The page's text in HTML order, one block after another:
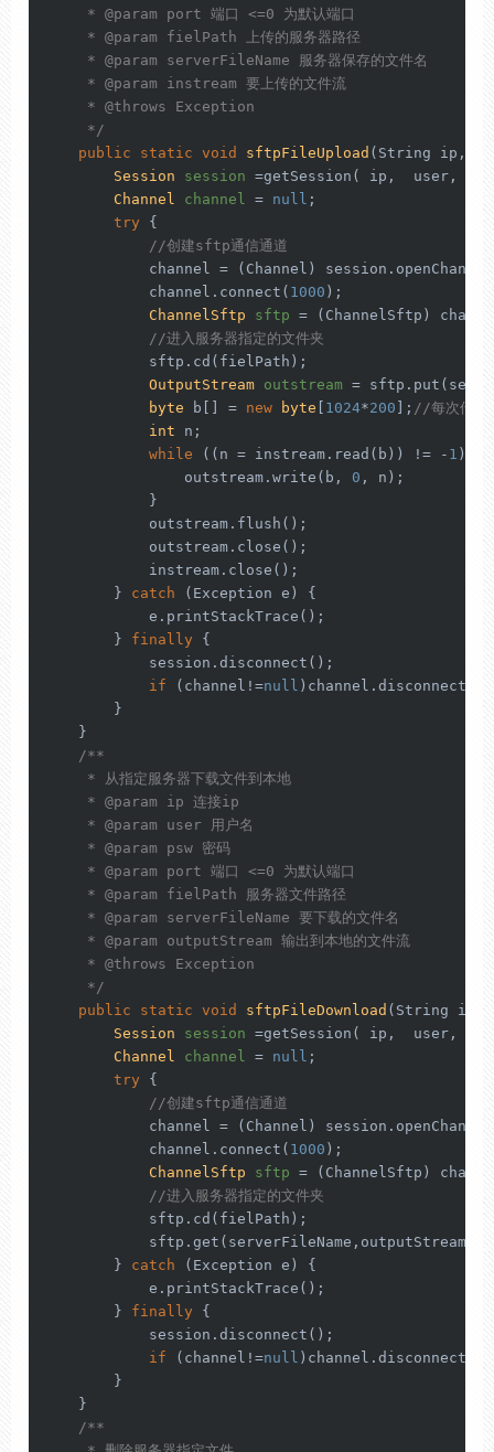
     *
@param port 端口 <=0 为默认端口
     *
@param fielPath 上传的服务器路径
     *
@param serverFileName 服务器保存的文件名
     *
@param instream 要上传的文件流
     *
@throws Exception
     */
public
static void sftpFileUpload (String ip,
Session
session =getSession( ip,  user,
Channel
channel = null ;
try {
//创建sftp通信通道
channel = (Channel)
            channel.connect(
1000 );
ChannelSftp
sftp = (ChannelSftp)
//进入服务器指定的文件夹
            sftp.cd(fielPath);
OutputStream outstream =
byte b[] = new byte 1024*200 ]; //每次传输
int n;
while ((n = instream.read(b)) != - 1 ) {
                outstream.write(b,
0 , n);
            }
            outstream.flush();
            outstream.close();
            instream.close();
        }
catch (Exception e) {
            e.printStackTrace();
        }
finally {
            session.disconnect();
if (channel!=null )channel.disconnect();
        }
    }
/**
     * 从指定服务器下载文件到本地
     *
@param ip 连接ip
     *
@param user 用户名
     *
@param psw 密码
     *
@param port 端口 <=0 为默认端口
     *
@param fielPath 服务器文件路径
     *
@param serverFileName 要下载的文件名
     *
@param outputStream 输出到本地的文件流
     *
@throws Exception
     */
public
static void sftpFileDownload (String ip,
Session
session =getSession( ip,  user,
Channel
channel = null ;
try {
//创建sftp通信通道
channel = (Channel)
            channel.connect(
1000 );
ChannelSftp
sftp = (ChannelSftp)
//进入服务器指定的文件夹
            sftp.cd(fielPath);
            sftp.get(serverFileName,outputStream);
        }
catch (Exception e) {
            e.printStackTrace();
        }
finally {
            session.disconnect();
if (channel!=null )channel.disconnect();
        }
    }
/**